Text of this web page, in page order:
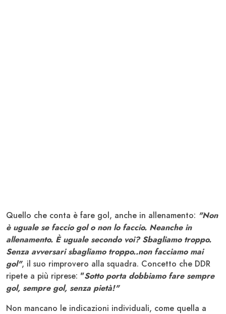
Quello che conta è fare gol, anche in allenamento: "Non
è uguale se faccio gol o non lo faccio. Neanche in
allenamento. È uguale secondo voi? Sbagliamo troppo.
Senza avversari sbagliamo troppo..non facciamo mai
gol", il suo rimprovero alla squadra. Concetto che DDR
ripete a più riprese: "Sotto porta dobbiamo fare sempre
gol, sempre gol, senza pietà!"
Non mancano le indicazioni individuali, come quella a